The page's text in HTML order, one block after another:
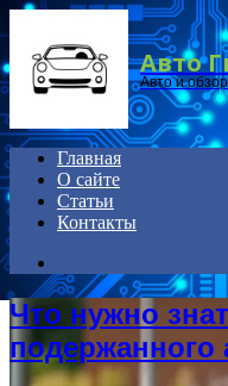
Авто
Авто и
Главная
О сайте
Статьи
Контакты
for
Что нужно
подержанного